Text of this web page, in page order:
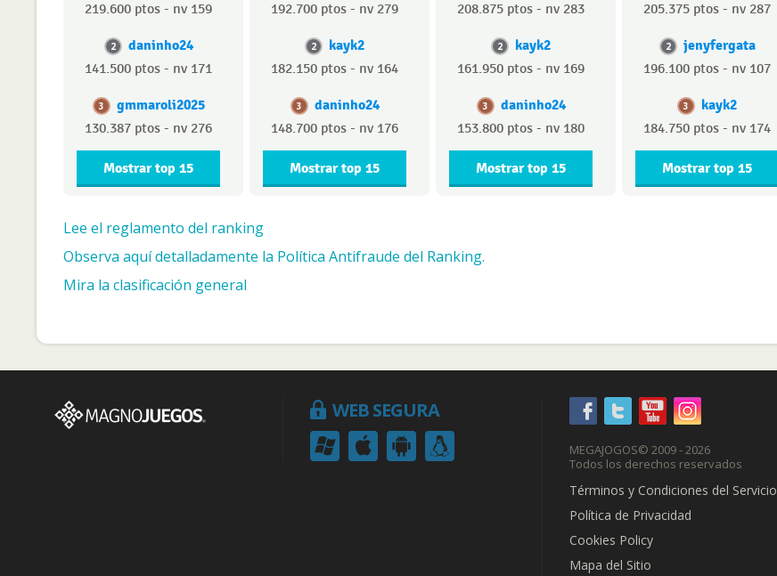
219.600 ptos - nv 159
2 daninho24
141.500 ptos - nv 171
3 gmmaroli2025
130.387 ptos - nv 276
Mostrar top 15
192.700 ptos - nv 279
2 kayk2
182.150 ptos - nv 164
3 daninho24
148.700 ptos - nv 176
Mostrar top 15
208.875 ptos - nv 283
2 kayk2
161.950 ptos - nv 169
3 daninho24
153.800 ptos - nv 180
Mostrar top 15
205.375 ptos - nv 287
2 jenyfergata
196.100 ptos - nv 107
3 kayk2
184.750 ptos - nv 174
Mostrar top 15
Lee el reglamento del ranking
Observa aquí detalladamente la Política Antifraude del Ranking.
Mira la clasificación general
WEB SEGURA
MEGAJOGOS© 2009 - 2026
Todos los derechos reservados
Términos y Condiciones del Servicio
Política de Privacidad
Cookies Policy
Mapa del Sitio